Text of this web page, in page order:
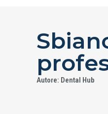
Autore: Dental Hub